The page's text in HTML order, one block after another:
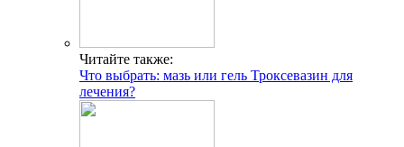
Читайте также:
Что выбрать: мазь или гель Троксевазин для
лечения?